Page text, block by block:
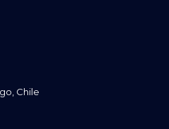
Chile